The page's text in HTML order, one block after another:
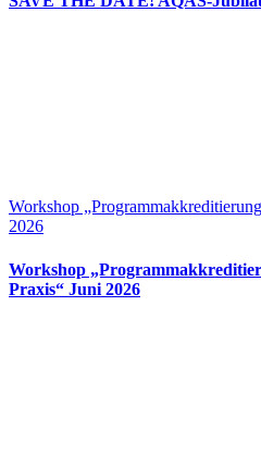
Workshop
2026
Workshop
Praxis“ Juni 2026